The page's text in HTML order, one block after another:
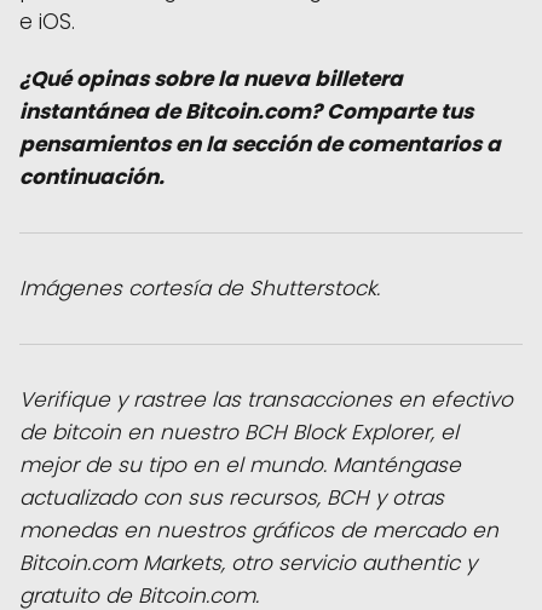
e iOS.
¿Qué opinas sobre la nueva billetera
instantánea de Bitcoin.com? Comparte tus
pensamientos en la sección de comentarios a
continuación.
Imágenes cortesía de Shutterstock.
Verifique y rastree las transacciones en efectivo
de bitcoin en nuestro BCH Block Explorer, el
mejor de su tipo en el mundo. Manténgase
actualizado con sus recursos, BCH y otras
monedas en nuestros gráficos de mercado en
Bitcoin.com Markets, otro servicio authentic y
gratuito de Bitcoin.com.